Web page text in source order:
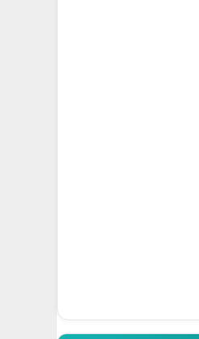
👆 Κλικ για περιήγηση